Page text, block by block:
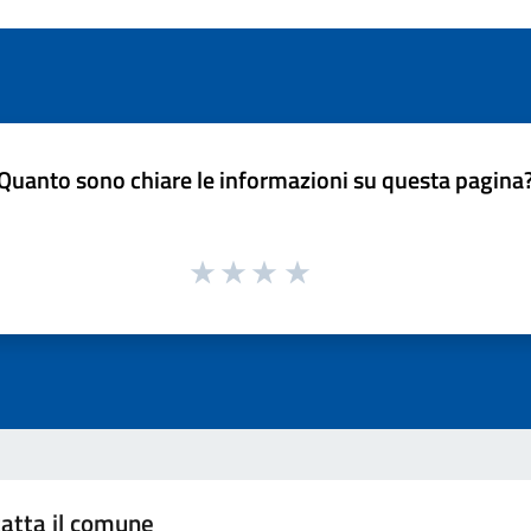
sono chiare le informazioni su questa
il comune